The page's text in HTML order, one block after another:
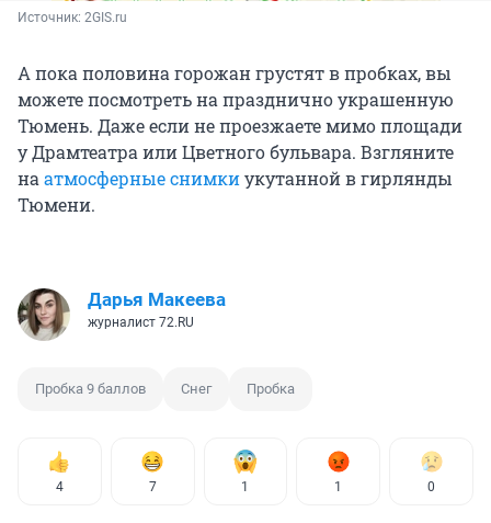
Источник: 2GIS.ru
А пока половина горожан грустят в пробках, вы
можете посмотреть на празднично украшенную
Тюмень. Даже если не проезжаете мимо площади
у Драмтеатра или Цветного бульвара. Взгляните
на атмосферные снимкиукутанной в гирлянды
Тюмени.
Дарья Макеева
журналист 72.RU
Пробка 9 баллов Снег Пробка
4 7 1 1 0